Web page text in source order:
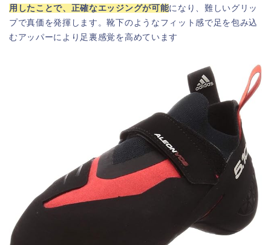
用したことで、正確なエッジングが可能になり、難しいグリッ
プで真価を発揮します。靴下のようなフィット感で足を包み込
むアッパーにより足裏感覚を高めています